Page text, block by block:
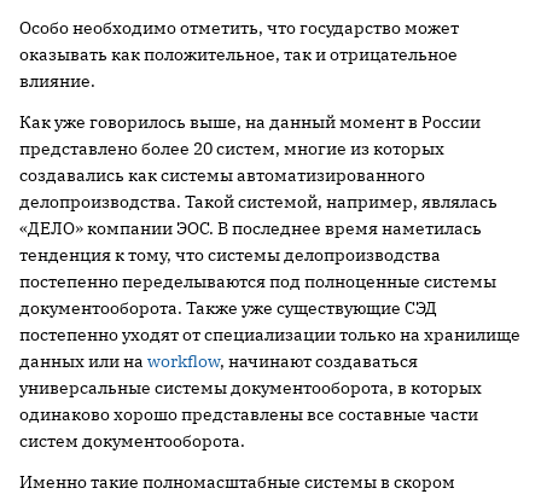
Особо необходимо отметить, что государство может
оказывать как положительное, так и отрицательное
влияние.
Как уже говорилось выше, на данный момент в России
представлено более 20 систем, многие из которых
создавались как системы автоматизированного
делопроизводства. Такой системой, например, являлась
«ДЕЛО» компании ЭОС. В последнее время наметилась
тенденция к тому, что системы делопроизводства
постепенно переделываются под полноценные системы
документооборота. Также уже существующие СЭД
постепенно уходят от специализации только на хранилище
данных или на workflow, начинают создаваться
универсальные системы документооборота, в которых
одинаково хорошо представлены все составные части
систем документооборота.
Именно такие полномасштабные системы в скором